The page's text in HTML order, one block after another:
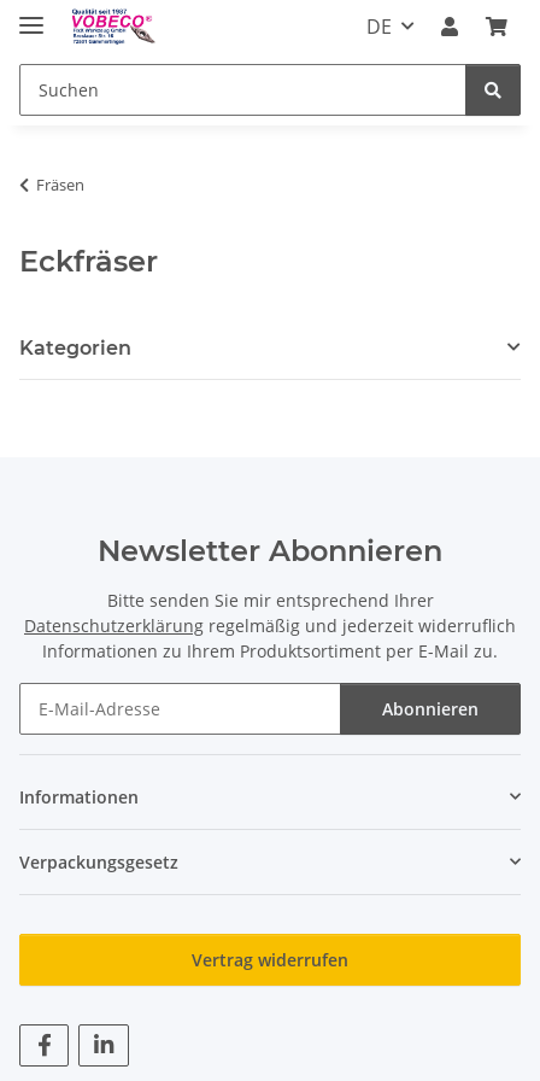
DE
Fräsen
Eckfräser
Kategorien
Newsletter Abonnieren
Bitte senden Sie mir entsprechend Ihrer
Datenschutzerklärung regelmäßig und jederzeit widerruflich
Informationen zu Ihrem Produktsortiment per E-Mail zu.
Abonnieren
Informationen
Verpackungsgesetz
Vertrag widerrufen